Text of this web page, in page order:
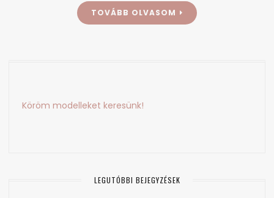
TOVÁBB OLVASOM
Köröm modelleket keresünk!
LEGUTÓBBI BEJEGYZÉSEK